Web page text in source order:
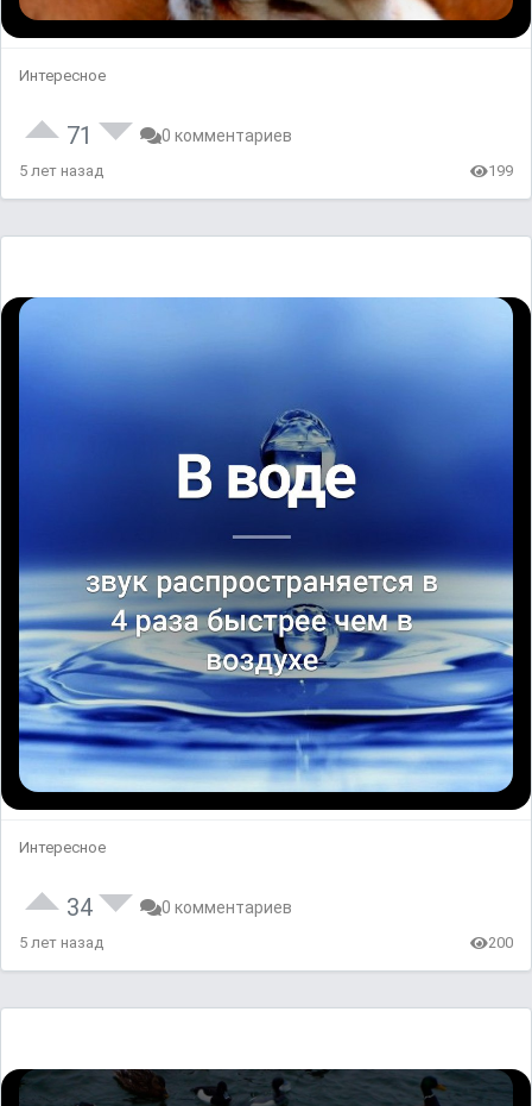
Интересное
71 0 комментариев
5 лет назад 199
Интересное
34 0 комментариев
5 лет назад 200